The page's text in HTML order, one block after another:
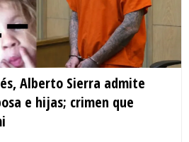
Alberto Sierra admite
e hijas; crimen que